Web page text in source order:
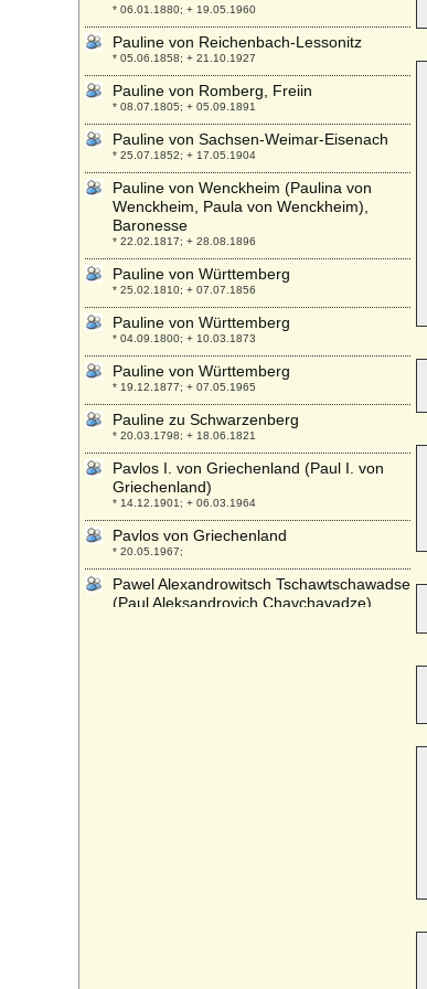
* 06.01.1880; + 19.05.1960
Pauline von Reichenbach-Lessonitz
* 05.06.1858; + 21.10.1927
Pauline von Romberg, Freiin
* 08.07.1805; + 05.09.1891
Pauline von Sachsen-Weimar-Eisenach
* 25.07.1852; + 17.05.1904
Pauline von Wenckheim (Paulina von
Wenckheim, Paula von Wenckheim),
Baronesse
* 22.02.1817; + 28.08.1896
Pauline von Württemberg
* 25.02.1810; + 07.07.1856
Pauline von Württemberg
* 04.09.1800; + 10.03.1873
Pauline von Württemberg
* 19.12.1877; + 07.05.1965
Pauline zu Schwarzenberg
* 20.03.1798; + 18.06.1821
Pavlos I. von Griechenland (Paul I. von
Griechenland)
* 14.12.1901; + 06.03.1964
Pavlos von Griechenland
* 20.05.1967;
Pawel Alexandrowitsch Tschawtschawadse
(Paul Aleksandrovich Chavchavadze)